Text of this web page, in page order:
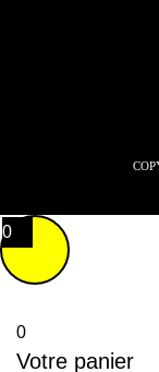
0
0
Votre panier